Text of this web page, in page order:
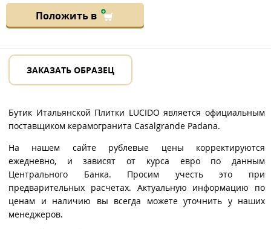
Положить в
ЗАКАЗАТЬ ОБРАЗЕЦ
Бутик Итальянской Плитки LUCIDO является официальным
поставщиком керамогранита Casalgrande Padana.
На нашем сайте рублевые цены корректируются
ежедневно, и зависят от курса евро по данным
Центрального Банка. Просим учесть это при
предварительных расчетах. Актуальную информацию по
ценам и наличию вы всегда можете уточнить у наших
менеджеров.